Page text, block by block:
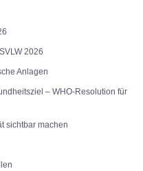
2026
Anlagen
– WHO-Resolution für
sichtbar machen